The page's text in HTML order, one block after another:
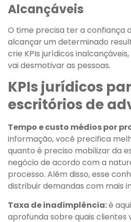
Alcançáveis
O time precisa ter a confiança
alcançar um determinado
crie KPIs jurídicos inalcançáveis,
vai desmotivar as pessoas.
KPIs jurídicos
escritórios de
Tempo e custo médios por
informação, você precifica
quanto é preciso mobilizar da
negócio de acordo com a
processo. Além disso, esse
distribuir demandas com mais
Taxa de inadimplência:é
aprofunda sobre quais